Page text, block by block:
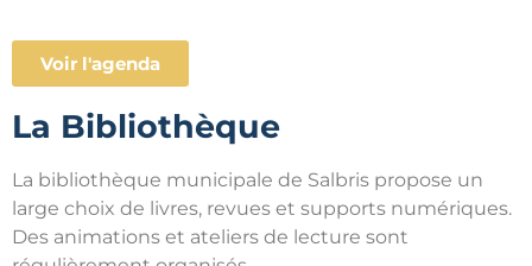
Voir l'agenda
La Bibliothèque
La bibliothèque municipale de Salbris propose un
large choix de livres, revues et supports numériques.
Des animations et ateliers de lecture sont